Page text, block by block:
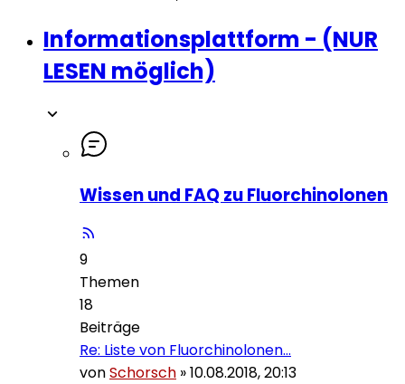
Informationsplattform - (NUR
LESEN möglich)
Wissen und FAQ zu Fluorchinolonen
9
Themen
18
Beiträge
Re: Liste von Fluorchinolonen…
vonSchorsch »10.08.2018, 20:13